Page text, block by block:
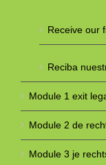
Receive our
Reciba
Module 1 exit
Module 2 de
Module 3 je